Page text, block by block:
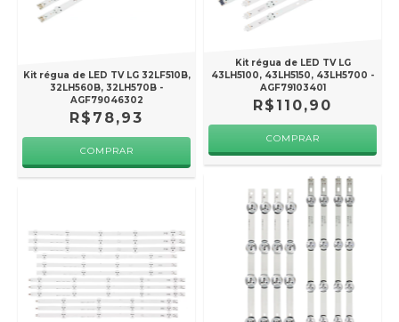
Kit régua de LED TV LG 32LF510B,
32LH560B, 32LH570B -
AGF79046302
R$78,93
Kit régua de LED TV LG
43LH5100, 43LH5150, 43LH5700 -
AGF79103401
R$110,90